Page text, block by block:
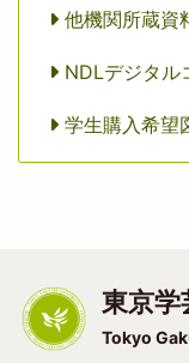
他機関所蔵資
NDLデジタル
学生購入希望
東京学
Tokyo